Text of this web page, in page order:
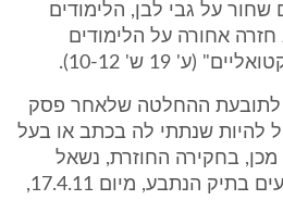
שחור על גבי לבן, הלימודים
אחורה על הלימודים
(ע' 19 ש' 10-12).
לתובעת ההחלטה שלאחר פסק
להיות שנתתי לה בכתב או בעל
2). לאחר מכן, בחקירה החוזרת, נשאל
בקשר לרישומים המופיעים בתיק הנתבע, מיום 17.4.11,